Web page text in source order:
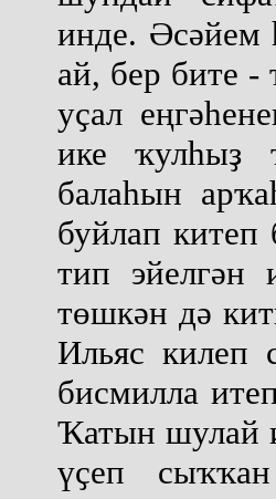
инде. Әсәйем
ай, бер бите
уҫал
ике ҡулһыҙ
балаһын
буйлап китеп
тип эйелгән
төшкән дә
Ильяс
бисмилла
Ҡатын шулай
үҫеп